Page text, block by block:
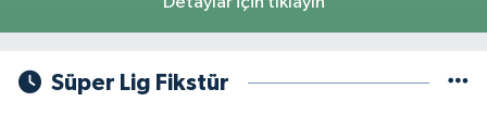
Süper Lig Fikstür